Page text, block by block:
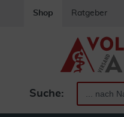
Shop Ratgeber
Suche: